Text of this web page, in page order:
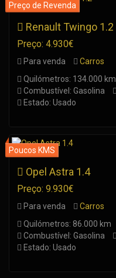
Renault Twingo 1.2
Preço: 4.930€
Para venda
Carros
Quilómetros: 134.000 km
Combustível: Gasolina
Estado: Usado
Opel Astra 1.4
Preço: 9.930€
Para venda
Carros
Quilómetros: 86.000 km
Combustível: Gasolina
Estado: Usado